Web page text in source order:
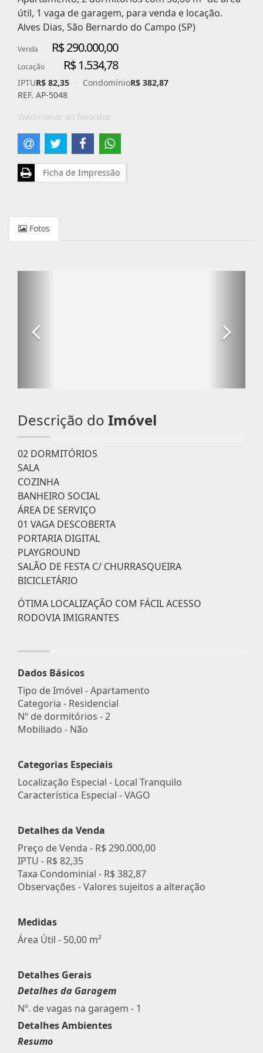
útil, 1 vaga de garagem, para venda e locação.
Alves Dias, São Bernardo do Campo (SP)
Venda R$ 290.000,00
Locação R$ 1.534,78
IPTUR$ 82,35 · CondomínioR$ 382,87
REF. AP-5048
Adicionar ao favoritos
Ficha de Impressão
Fotos
Descrição do Imóvel
02 DORMITÓRIOS
SALA
COZINHA
BANHEIRO SOCIAL
ÁREA DE SERVIÇO
01 VAGA DESCOBERTA
PORTARIA DIGITAL
PLAYGROUND
SALÃO DE FESTA C/ CHURRASQUEIRA
BICICLETÁRIO
ÓTIMA LOCALIZAÇÃO COM FÁCIL ACESSO
RODOVIA IMIGRANTES
Dados Básicos
Tipo de Imóvel - Apartamento
Categoria - Residencial
Nº de dormitórios - 2
Mobiliado - Não
Categorias Especiais
Localização Especial - Local Tranquilo
Característica Especial - VAGO
Detalhes da Venda
Preço de Venda - R$ 290.000,00
IPTU - R$ 82,35
Taxa Condominial - R$ 382,87
Observações - Valores sujeitos a alteração
Medidas
Área Útil - 50,00 m²
Detalhes Gerais
Detalhes da Garagem
Nº. de vagas na garagem - 1
Detalhes Ambientes
Resumo